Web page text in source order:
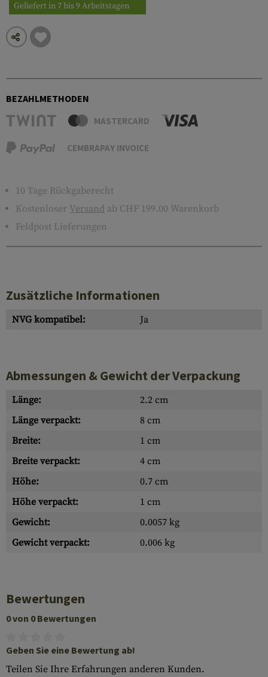
Geliefert in 7 bis 9 Arbeitstagen
BEZAHLMETHODEN
MASTERCARD
CEMBRAPAY INVOICE
10 Tage Rückgaberecht
Kostenloser Versand ab CHF 199.00 Warenkorb
Feldpost Lieferungen
Zusätzliche Informationen
NVG kompatibel: Ja
Abmessungen & Gewicht der Verpackung
Länge:
2.2 cm
Länge verpackt:
8 cm
Breite:
1 cm
Breite verpackt:
4 cm
Höhe:
0.7 cm
Höhe verpackt:
1 cm
Gewicht:
0.0057 kg
Gewicht verpackt:
0.006 kg
Bewertungen
0 von 0 Bewertungen
Geben Sie eine Bewertung ab!
Teilen Sie Ihre Erfahrungen anderen Kunden.